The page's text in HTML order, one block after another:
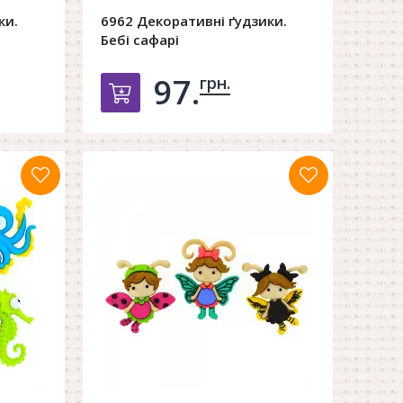
6962 Декоративні ґудзики.
Бебі сафарі
Добавить в корзину
97.грн.